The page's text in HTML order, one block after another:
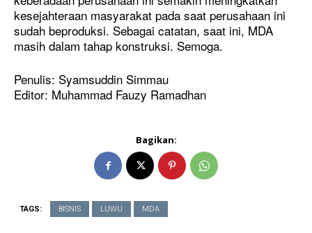
kesejahteraan masyarakat pada saat perusahaan ini
sudah beproduksi. Sebagai catatan, saat ini, MDA
masih dalam tahap konstruksi. Semoga.
Penulis: Syamsuddin Simmau
Editor: Muhammad Fauzy Ramadhan
Bagikan:
TAGS: BISNIS LUWU MDA